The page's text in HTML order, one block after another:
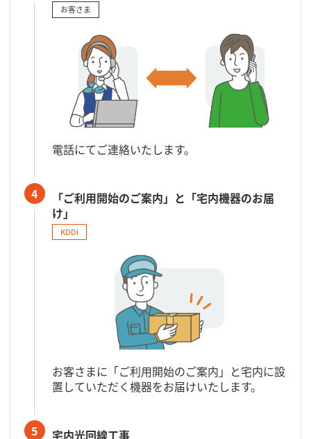
お客さま
電話にてご連絡いたします。
4
「ご利用開始のご案内」と「宅内機器のお届
け」
KDDI
お客さまに「ご利用開始のご案内」と宅内に設
置していただく機器をお届けいたします。
5 宅内光回線工事